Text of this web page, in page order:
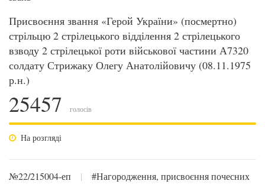
Присвоєння звання «Герой України» (посмертно)
стрільцю 2 стрілецького відділення 2 стрілецького
взводу 2 стрілецької роти військової частини А7320
солдату Стрижаку Олегу Анатолійовичу (08.11.1975
р.н.)
25457 голосів
На розгляді
№22/215004-еп |
#Нагородження, присвоєння почесних